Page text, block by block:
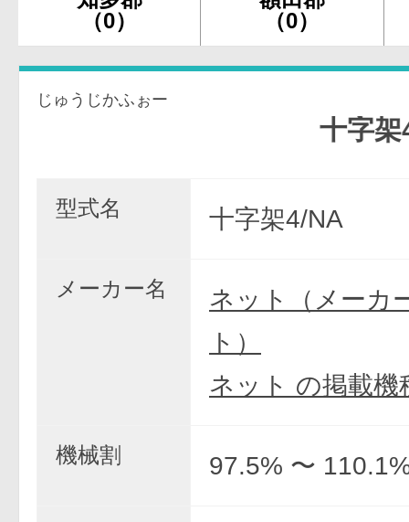
（0）
（0）
じゅうじかふぉー
十字架4
型式名 十字架4/NA
メーカー名
ネット（メーカ
ト）
ネット の掲載機
機械割 97.5% 〜